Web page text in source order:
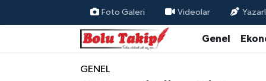
Foto Galeri Videolar
Genel
GENEL